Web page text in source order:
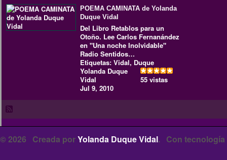
POEMA CAMINATA de Yolanda
Duque Vidal
Del Libro Retablos para un
Otoño. Lee Carlos Fernanández
en "Una noche Inolvidable"
Radio Sentidos…
Etiquetas: Vidal, Duque
Yolanda Duque
Vidal
Jul 9, 2010
55 vistas
© 2026 Creada porYolanda Duque Vidal. Con tecnología